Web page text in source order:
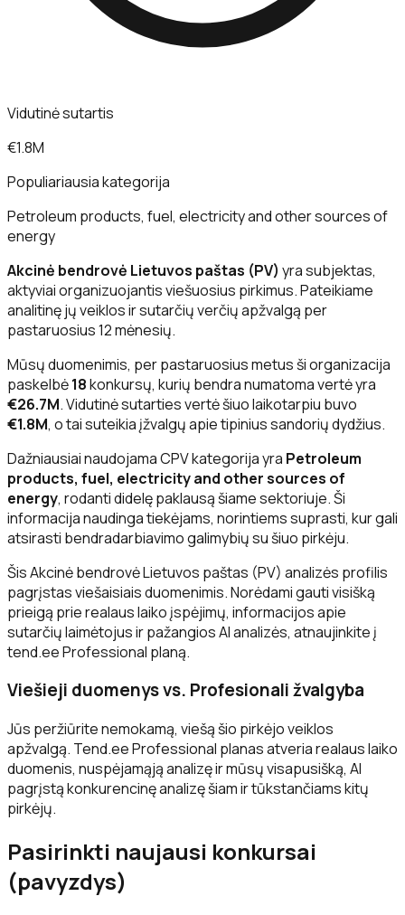
Vidutinė sutartis
€1.8M
Populiariausia kategorija
Petroleum products, fuel, electricity and other sources of
energy
Akcinė bendrovė Lietuvos paštas (PV) yra subjektas,
aktyviai organizuojantis viešuosius pirkimus. Pateikiame
analitinę jų veiklos ir sutarčių verčių apžvalgą per
pastaruosius 12 mėnesių.
Mūsų duomenimis, per pastaruosius metus ši organizacija
paskelbė18konkursų, kurių bendra numatoma vertė yra
€26.7M. Vidutinė sutarties vertė šiuo laikotarpiu buvo
€1.8M, o tai suteikia įžvalgų apie tipinius sandorių dydžius.
Dažniausiai naudojama CPV kategorija yra Petroleum
products, fuel, electricity and other sources of
energy, rodanti didelę paklausą šiame sektoriuje. Ši
informacija naudinga tiekėjams, norintiems suprasti, kur gali
atsirasti bendradarbiavimo galimybių su šiuo pirkėju.
Šis Akcinė bendrovė Lietuvos paštas (PV) analizės profilis
pagrįstas viešaisiais duomenimis. Norėdami gauti visišką
prieigą prie realaus laiko įspėjimų, informacijos apie
sutarčių laimėtojus ir pažangios AI analizės, atnaujinkite į
tend.ee Professional planą.
Viešieji duomenys vs. Profesionali žvalgyba
Jūs peržiūrite nemokamą, viešą šio pirkėjo veiklos
apžvalgą. Tend.ee Professional planas atveria realaus laiko
duomenis, nuspėjamąją analizę ir mūsų visapusišką, AI
pagrįstą konkurencinę analizę šiam ir tūkstančiams kitų
pirkėjų.
Pasirinkti naujausi konkursai
(pavyzdys)